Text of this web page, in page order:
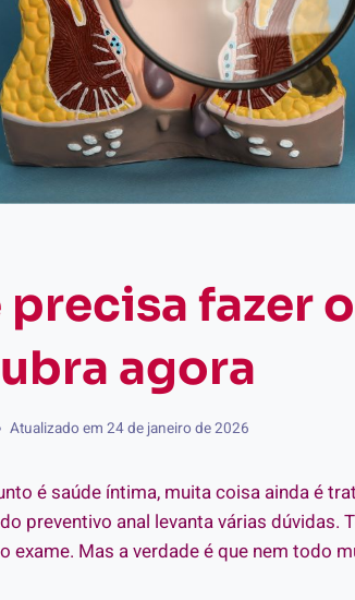
precisa fazer
agora
Atualizado em 24 de janeiro de 2026
é saúde íntima, muita coisa ainda é
preventivo anal levanta várias
exame. Mas a verdade é que nem todo